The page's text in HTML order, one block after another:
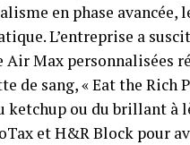
en phase
L’entreprise a
Air Max personnalisées
de sang, « Eat the Rich
ketchup ou du brillant à
et H&R Block pour